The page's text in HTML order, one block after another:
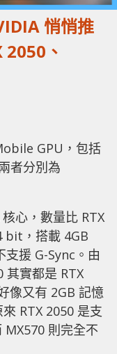
悄悄推
2050、
GPU，包括
者分別為
心，數量比 RTX
bit，搭載 4GB
支援 G-Sync。由
其實都是 RTX
像又有 2GB 記憶
RTX 2050 是支
則完全不